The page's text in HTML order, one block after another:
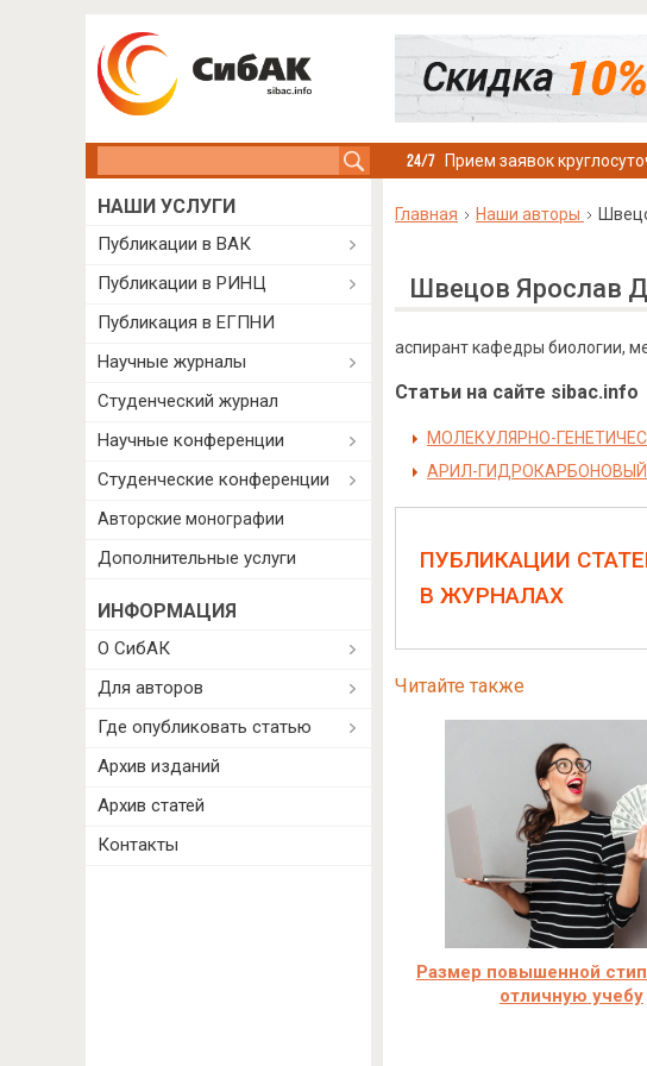
Прием заявок
Главная Наши авторы
Швецов Ярослав
аспирант кафедры биологии,
Статьи на сайте sibac.info
МОЛЕКУЛЯРНО-
АРИЛ-
ПУБЛИКАЦИИ
В ЖУРНАЛАХ
Читайте также
Размер повышенной
отличную учебу
НАШИ УСЛУГИ
Публикации в ВАК
Публикации в РИНЦ
Публикация в ЕГПНИ
Научные журналы
Студенческий журнал
Научные конференции
Студенческие конференции
Авторские монографии
Дополнительные услуги
ИНФОРМАЦИЯ
О СибАК
Для авторов
Где опубликовать статью
Архив изданий
Архив статей
Контакты